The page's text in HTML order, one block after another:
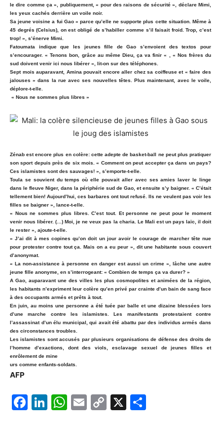
le dire comme ça », publiquement, « pour des raisons de sécurité », déclare Mimi,
les yeux cachés derrière un voile noir.
Sa jeune voisine a fui Gao « parce qu’elle ne supporte plus cette situation. Même à
45 degrés (Celsius), on est obligé de s’habiller comme s’il faisait froid. Trop, c’est
trop! », s’énerve Mimi.
Fatoumata indique que les jeunes fille de Gao s’envoient des textos pour
s’encourager. « Tenons bon, grâce au même Dieu, ça va finir « , « Nos frères du
sud doivent venir ici nous libérer », lit-on sur des téléphones.
Sept mois auparavant, Amina pouvait encore aller chez sa coiffeuse et « faire des
jalouses » dans la rue avec ses nouvelles têtes. Plus maintenant, avec le voile,
déplore-t-elle.
« Nous ne sommes plus libres »
Zénab est encore plus en colère: cette adepte de basket-ball ne peut plus pratiquer
son sport depuis près de six mois. « Comment on peut accepter ça dans un pays?
Ces islamistes sont des sauvages! », s’emporte-t-elle.
Toula se souvient du temps où elle pouvait aller avec ses amies laver le linge
dans le fleuve Niger, dans la périphérie sud de Gao, et ensuite s’y baigner. « C’était
tellement bien! Aujourd’hui, ces barbares ont tout refusé. Ils ne veulent pas voir les
filles se baigner », lance-t-elle.
« Nous ne sommes plus libres. C’est tout. Et personne ne peut pour le moment
venir nous libérer. (…) Moi, je ne veux pas la charia. Le Mali est un pays laïc, il doit
le rester », ajoute-t-elle.
« J’ai dit à mes copines qu’on doit un jour avoir le courage de marcher tête nue
pour protester contre tout ça. Mais on a eu peur », dit une habitante sous couvert
d’anonymat.
« La non-assistance à personne en danger est aussi un crime », lâche une autre
jeune fille anonyme, en s’interrogeant: « Combien de temps ça va durer? »
A Gao, auparavant une des villes les plus cosmopolites et animées de la région,
les habitants n’expriment leur colère qu’en privé par crainte d’un bain de sang face
à des occupants armés et prêts à tout.
En juin, au moins une personne a été tuée par balle et une dizaine blessées lors
d’une marche contre les islamistes. Les manifestants protestaient contre
l’assassinat d’un élu municipal, qui avait été abattu par des individus armés dans
des circonstances troubles.
Les islamistes sont accusés par plusieurs organisations de défense des droits de
l’homme d’exactions, dont des viols, esclavage sexuel de jeunes filles et
enrôlement de mine
urs comme enfants-soldats.
AFP
F
Li W E
C
X